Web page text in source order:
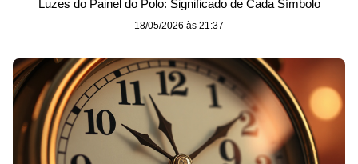
Luzes do Painel do Polo: Significado de Cada Símbolo
18/05/2026 às 21:37